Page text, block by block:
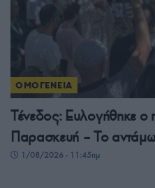
ΟΜΟΓΕΝΕΙΑ
Τένεδος: Ευλογήθηκε ο
Παρασκευή – Το
1/08/2026 - 11:45πμ